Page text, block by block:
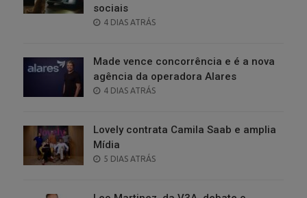
sociais
POSTED
4 DIAS ATRÁS
Made vence concorrência e é a nova
agência da operadora Alares
POSTED
4 DIAS ATRÁS
Lovely contrata Camila Saab e amplia
Mídia
POSTED
5 DIAS ATRÁS